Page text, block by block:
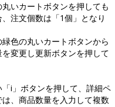
いカートボタンを押しても
注文個数は「1個」となり
色の丸いカートボタンから
変更し更新ボタンを押して
i」ボタンを押して、詳細ペ
、商品数量を入力して複数